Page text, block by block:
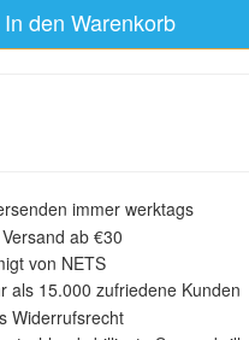
In den Warenkorb
immer werktags
ab €30
von NETS
als 15.000 zufriedene Kunden
Widerrufsrecht